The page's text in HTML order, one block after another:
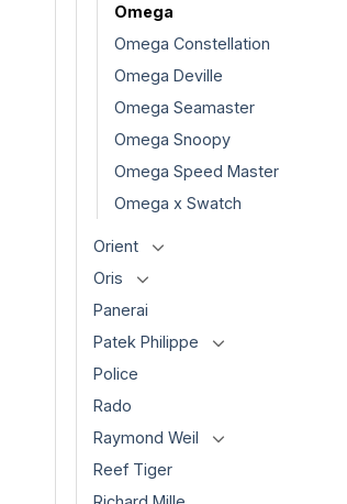
Omega
Omega Constellation
Omega Deville
Omega Seamaster
Omega Snoopy
Omega Speed Master
Omega x Swatch
Orient
Oris
Panerai
Patek Philippe
Police
Rado
Raymond Weil
Reef Tiger